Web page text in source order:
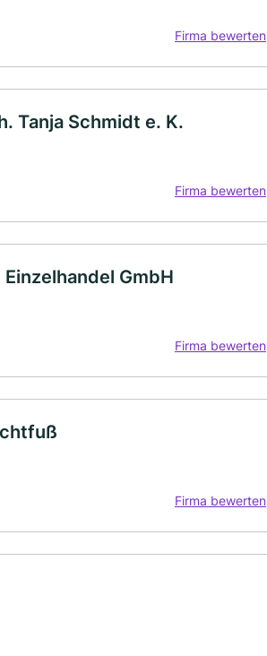
Firma bewerten
Tanja Schmidt e. K.
Firma bewerten
GmbH
Firma bewerten
Firma bewerten